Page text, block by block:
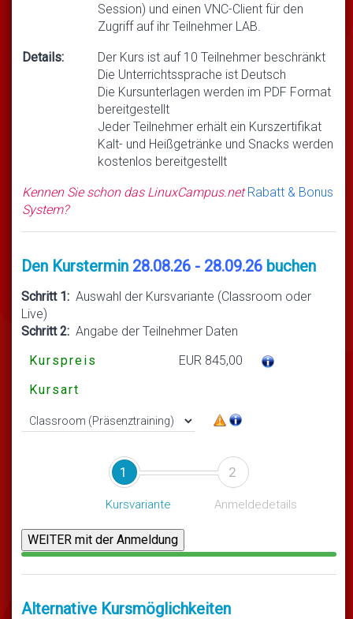
Session) und einen VNC-Client für den
Zugriff auf ihr Teilnehmer LAB.
Details:
Der Kurs ist auf 10 Teilnehmer beschränkt
Die Unterrichtssprache ist Deutsch
Die Kursunterlagen werden im PDF Format
bereitgestellt
Jeder Teilnehmer erhält ein Kurszertifikat
Kalt- und Heißgetränke und Snacks werden
kostenlos bereitgestellt
Kennen Sie schon das LinuxCampus.netRabatt & Bonus
System?
Den Kurstermin 28.08.26 - 28.09.26 buchen
Schritt 1: Auswahl der Kursvariante (Classroom oder
Live)
Schritt 2: Angabe der Teilnehmer Daten
Kurspreis
EUR 845,00
Kursart
1
Kursvariante
2
Anmeldedetails
Alternative Kursmöglichkeiten